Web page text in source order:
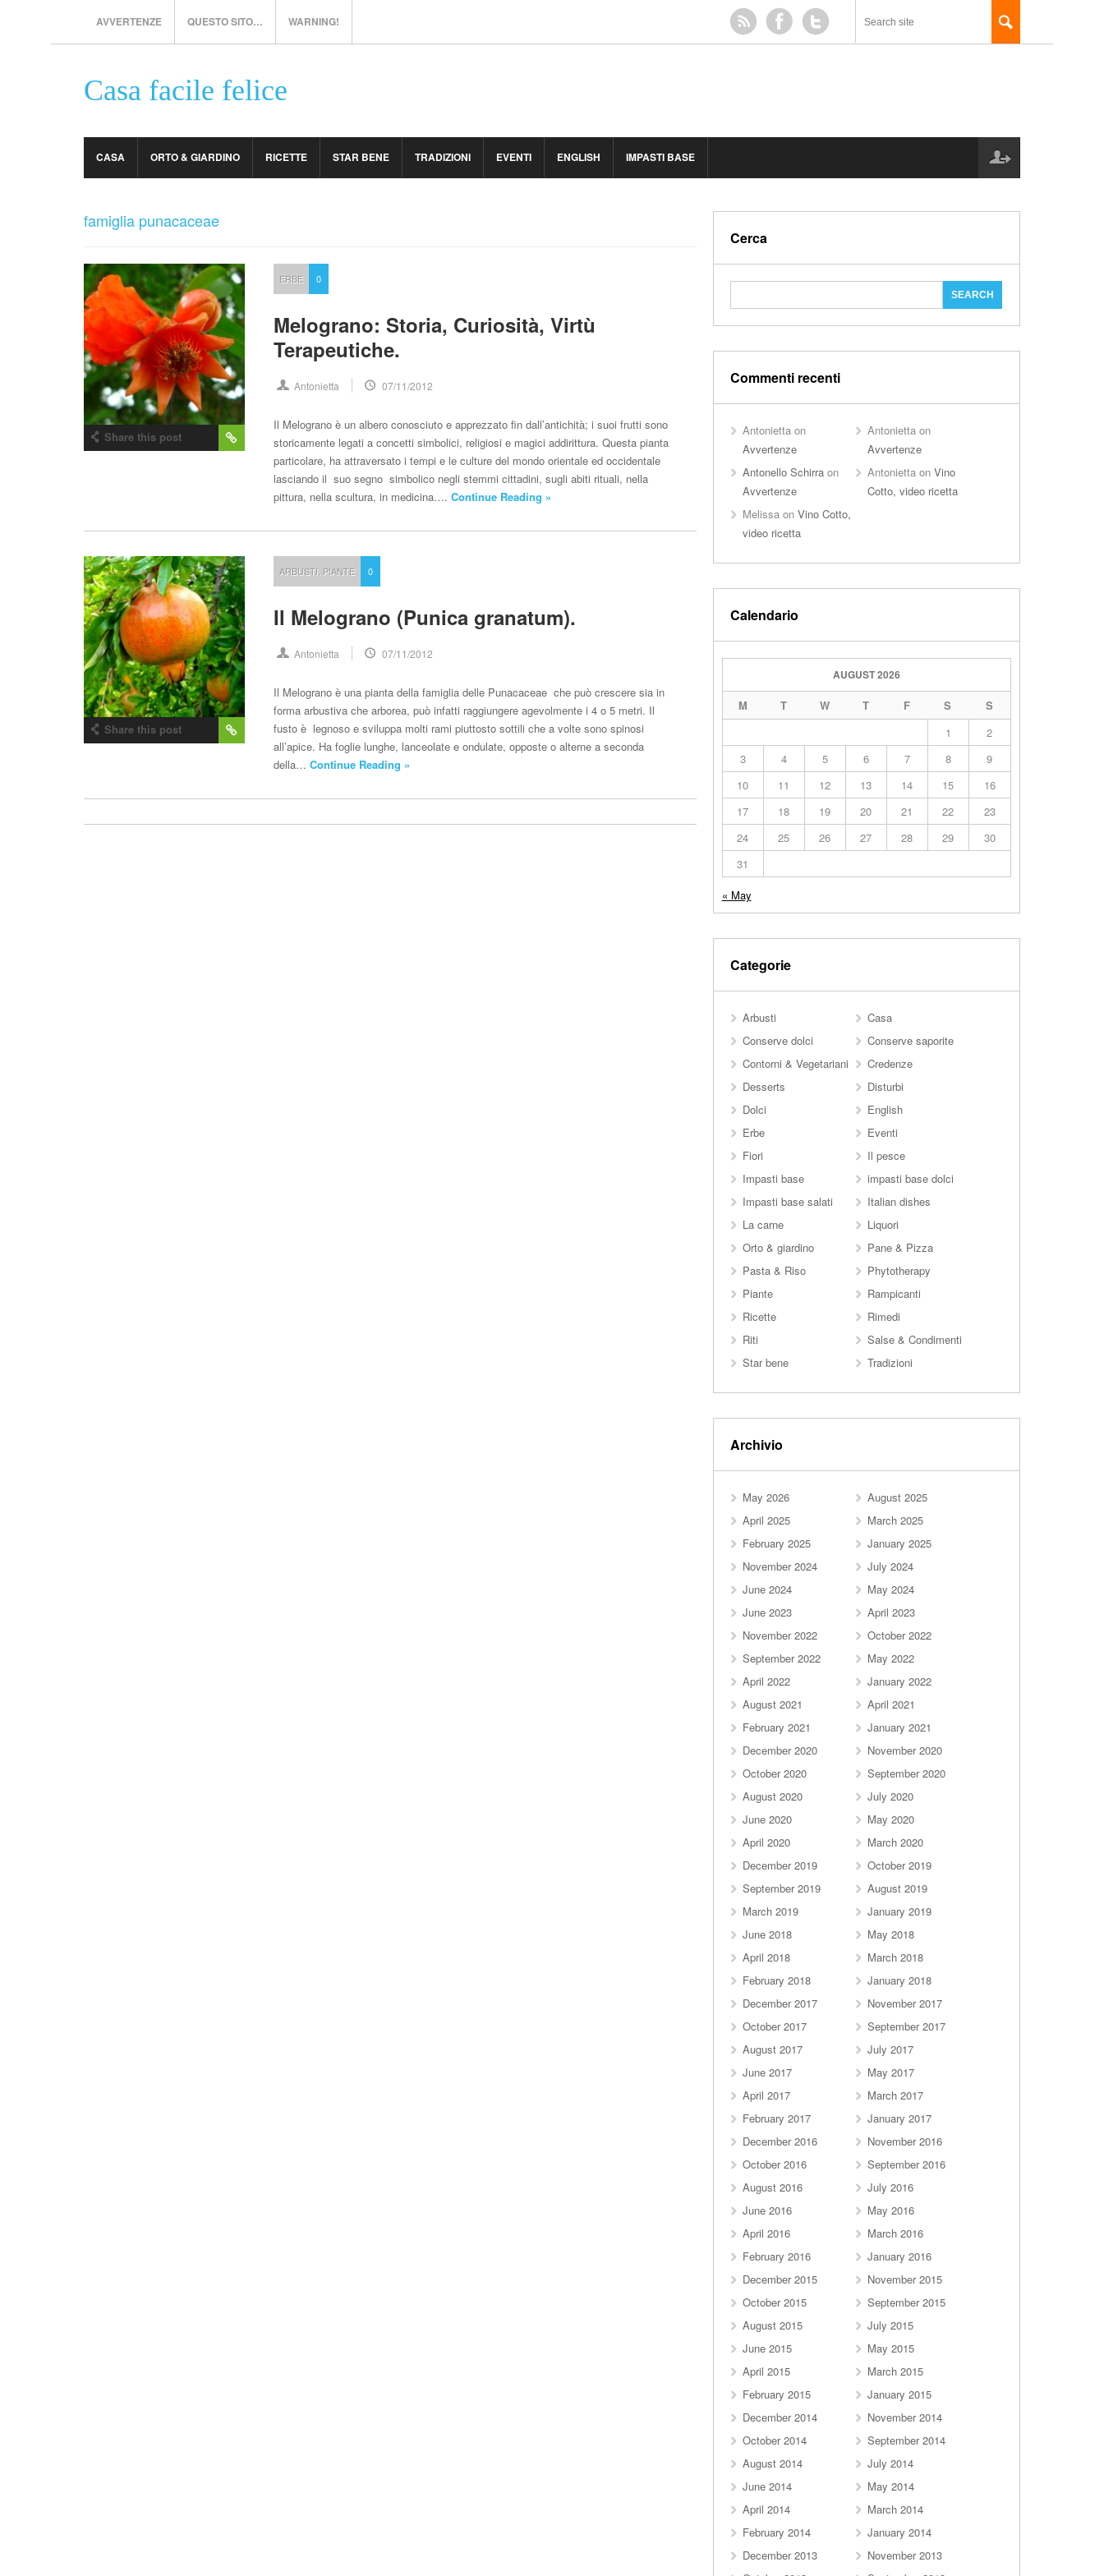
AVVERTENZE QUESTO SITO… WARNING!
Casa facile felice
CASA ORTO & GIARDINO RICETTE STAR BENE TRADIZIONI EVENTI ENGLISH IMPASTI BASE
famiglia punacaceae
Share this post
ERBE 0
Melograno: Storia, Curiosità, Virtù
Terapeutiche.
Antonietta 07/11/2012
Il Melograno è un albero conosciuto e apprezzato fin dall’antichità; i suoi frutti sono
storicamente legati a concetti simbolici, religiosi e magici addirittura. Questa pianta
particolare, ha attraversato i tempi e le culture del mondo orientale ed occidentale
lasciando il suo segno simbolico negli stemmi cittadini, sugli abiti rituali, nella
pittura, nella scultura, in medicina….Continue Reading »
Share this post
ARBUSTI PIANTE 0
Il Melograno (Punica granatum).
Antonietta 07/11/2012
Il Melograno è una pianta della famiglia delle Punacaceae che può crescere sia in
forma arbustiva che arborea, può infatti raggiungere agevolmente i 4 o 5 metri. Il
fusto è legnoso e sviluppa molti rami piuttosto sottili che a volte sono spinosi
all’apice. Ha foglie lunghe, lanceolate e ondulate, opposte o alterne a seconda
della…Continue Reading »
Cerca
Commenti recenti
Antoniettaon
Avvertenze
Antonietta on
Avvertenze
Antonello Schirraon
Avvertenze
Antonietta onVino
Cotto, video ricetta
Melissaon Vino Cotto,
video ricetta
Calendario
AUGUST 2026
M T W T F S
S
1
2
3
4 5 6 7 8
9
10
11 12 13 14 15
16
17
18 19 20 21 22
23
24
25 26 27 28 29
30
31
« May
Categorie
Arbusti
Casa
Conserve dolci
Conserve saporite
Contorni & Vegetariani
Credenze
Desserts
Disturbi
Dolci
English
Erbe
Eventi
Fiori
Il pesce
Impasti base
impasti base dolci
Impasti base salati
Italian dishes
La carne
Liquori
Orto & giardino
Pane & Pizza
Pasta & Riso
Phytotherapy
Piante
Rampicanti
Ricette
Rimedi
Riti
Salse & Condimenti
Star bene
Tradizioni
Archivio
May 2026
August 2025
April 2025
March 2025
February 2025
January 2025
November 2024
July 2024
June 2024
May 2024
June 2023
April 2023
November 2022
October 2022
September 2022
May 2022
April 2022
January 2022
August 2021
April 2021
February 2021
January 2021
December 2020
November 2020
October 2020
September 2020
August 2020
July 2020
June 2020
May 2020
April 2020
March 2020
December 2019
October 2019
September 2019
August 2019
March 2019
January 2019
June 2018
May 2018
April 2018
March 2018
February 2018
January 2018
December 2017
November 2017
October 2017
September 2017
August 2017
July 2017
June 2017
May 2017
April 2017
March 2017
February 2017
January 2017
December 2016
November 2016
October 2016
September 2016
August 2016
July 2016
June 2016
May 2016
April 2016
March 2016
February 2016
January 2016
December 2015
November 2015
October 2015
September 2015
August 2015
July 2015
June 2015
May 2015
April 2015
March 2015
February 2015
January 2015
December 2014
November 2014
October 2014
September 2014
August 2014
July 2014
June 2014
May 2014
April 2014
March 2014
February 2014
January 2014
December 2013
November 2013